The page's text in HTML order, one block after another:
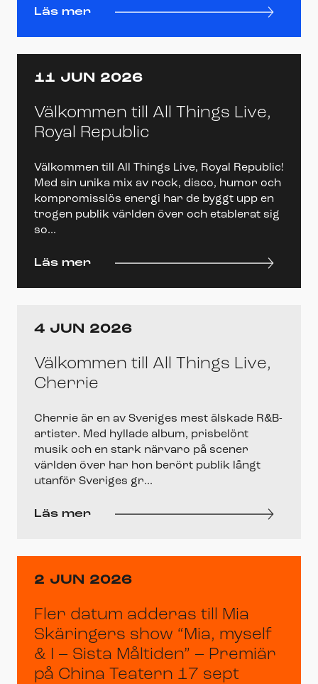
Läs mer
11 JUN 2026
Välkommen till All Things Live,
Royal Republic
Välkommen till All Things Live, Royal Republic!
Med sin unika mix av rock, disco, humor och
kompromisslös energi har de byggt upp en
trogen publik världen över och etablerat sig
so...
Läs mer
4 JUN 2026
Välkommen till All Things Live,
Cherrie
Cherrie är en av Sveriges mest älskade R&B-
artister. Med hyllade album, prisbelönt
musik och en stark närvaro på scener
världen över har hon berört publik långt
utanför Sveriges gr...
Läs mer
2 JUN 2026
Fler datum adderas till Mia
Skäringers show “Mia, myself
& I – Sista Måltiden” – Premiär
på China Teatern 17 sept